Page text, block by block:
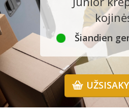
Šiandien